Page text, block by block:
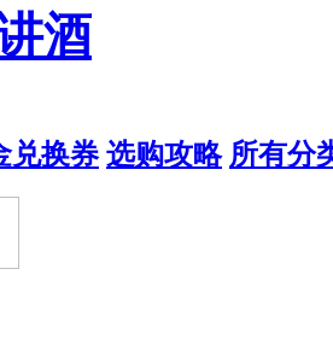
酒
兑换券 选购攻略 所有分